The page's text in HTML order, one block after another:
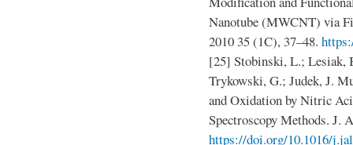
Nanotube (MWCNT) via
2010 35 (1C), 37–48.
[25] Stobinski, L.; Lesiak,
Trykowski, G.; Judek, J.
and Oxidation by Nitric
Spectroscopy Methods. J.
https://doi.org/10.1016/